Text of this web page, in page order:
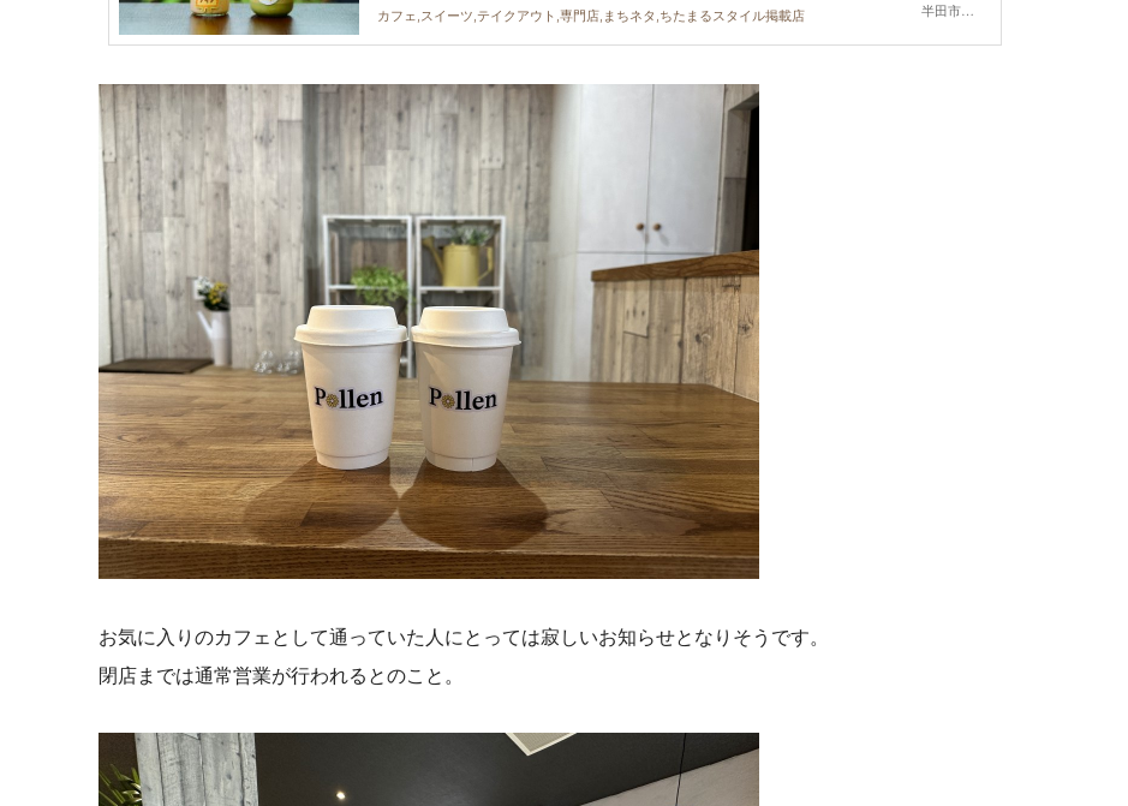
半田市,常滑市,南知多町
カフェ,スイーツ,テイクアウト,専門店,まちネタ,ちたまるスタイル掲載店
お気に入りのカフェとして通っていた人にとっては寂しいお知らせとなりそうです。
閉店までは通常営業が行われるとのこと。